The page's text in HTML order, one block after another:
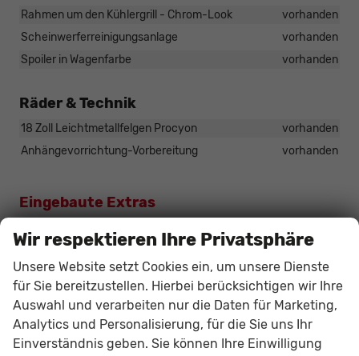
Rahmen um den Kühlergrill - Chrom-Look
vorhanden
Scheinwerferreinigungsanlage
vorhanden
Spoiler in Wagenfarbe
vorhanden
Räder & Technik
18 Zoll Leichtmetallfelgen Procyon
vorhanden
Anhängevorrichtung-Vorbereitung
vorhanden
Eingebaute Extras
Pakete
Park-Paket:
• Rückfahrkamera
•Parksensoren, vorne und (hinten*)
( * = Serie)
vorhanden
P5H
Travel Assist:
Wir respektieren Ihre Privatsphäre
Unsere Website setzt Cookies ein, um unsere Dienste
für Sie bereitzustellen. Hierbei berücksichtigen wir Ihre
Auswahl und verarbeiten nur die Daten für Marketing,
Analytics und Personalisierung, für die Sie uns Ihr
Einverständnis geben. Sie können Ihre Einwilligung